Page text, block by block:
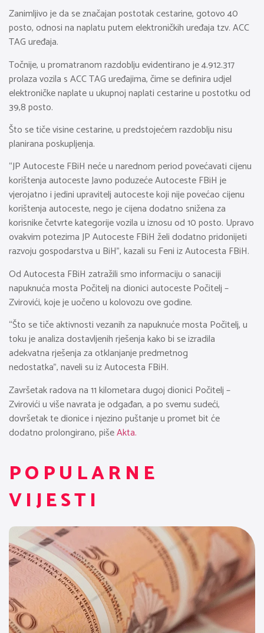
Zanimljivo je da se značajan postotak cestarine, gotovo 40
posto, odnosi na naplatu putem elektroničkih uređaja tzv. ACC
TAG uređaja.
Točnije, u promatranom razdoblju evidentirano je 4.912.317
prolaza vozila s ACC TAG uređajima, čime se definira udjel
elektroničke naplate u ukupnoj naplati cestarine u postotku od
39,8 posto.
Što se tiče visine cestarine, u predstojećem razdoblju nisu
planirana poskupljenja.
“JP Autoceste FBiH neće u narednom period povećavati cijenu
korištenja autoceste Javno poduzeće Autoceste FBiH je
vjerojatno i jedini upravitelj autoceste koji nije povećao cijenu
korištenja autoceste, nego je cijena dodatno snižena za
korisnike četvrte kategorije vozila u iznosu od 10 posto. Upravo
ovakvim potezima JP Autoceste FBiH želi dodatno pridonijeti
razvoju gospodarstva u BiH”, kazali su Feni iz Autocesta FBiH.
Od Autocesta FBiH zatražili smo informaciju o sanaciji
napuknuća mosta Počitelj na dionici autoceste Počitelj –
Zvirovići, koje je uočeno u kolovozu ove godine.
“Što se tiče aktivnosti vezanih za napuknuće mosta Počitelj, u
toku je analiza dostavljenih rješenja kako bi se izradila
adekvatna rješenja za otklanjanje predmetnog
nedostatka”, naveli su iz Autocesta FBiH.
Završetak radova na 11 kilometara dugoj dionici Počitelj –
Zvirovići u više navrata je odgađan, a po svemu sudeći,
dovršetak te dionice i njezino puštanje u promet bit će
dodatno prolongirano, pišeAkta.
POPULARNE
VIJESTI